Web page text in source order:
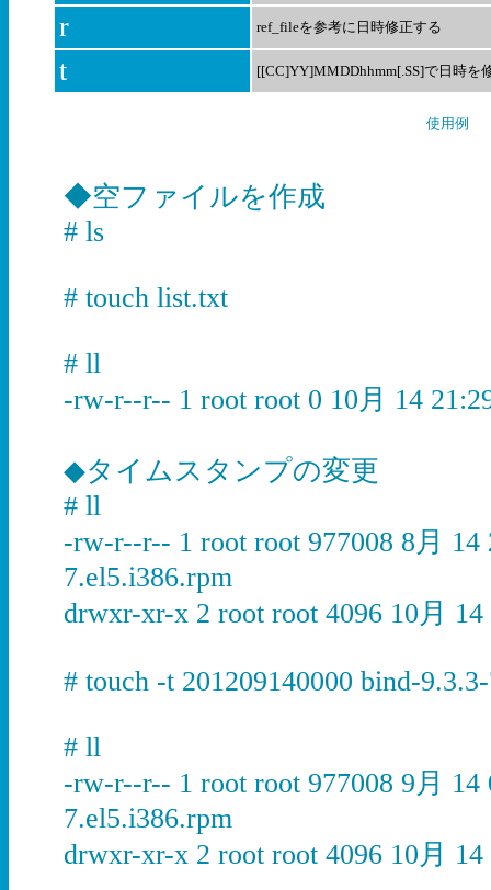
r ref_fileを参考に日時修正する
t [[CC]YY]MMDDhhmm[.SS]で日時を
使用例
◆空ファイルを作成
# ls
# touch list.txt
# ll
-rw-r--r-- 1 root root 0 10月 14
◆タイムスタンプの変更
# ll
-rw-r--r-- 1 root root 977008 8月 14
7.el5.i386.rpm
drwxr-xr-x 2 root root 4096 10月 14
# touch -t 201209140000 bind-
# ll
-rw-r--r-- 1 root root 977008 9月 14
7.el5.i386.rpm
drwxr-xr-x 2 root root 4096 10月 14